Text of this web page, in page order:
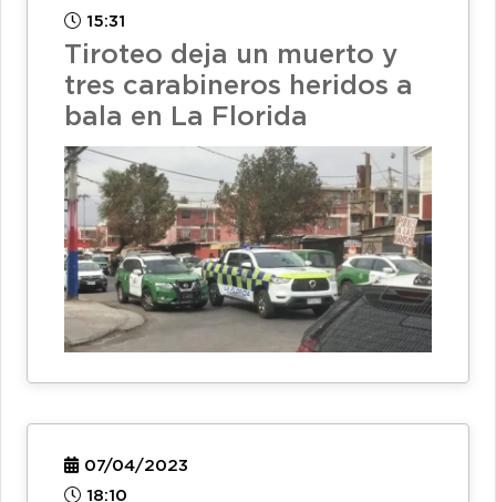
15:31
Tiroteo deja un muerto y
tres carabineros heridos a
bala en La Florida
07/04/2023
18:10